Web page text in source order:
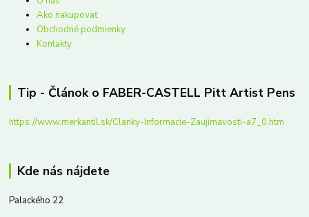
Ako nakupovať
Obchodné podmienky
Kontakty
Tip - Článok o FABER-CASTELL Pitt Artist Pens
https://www.merkantil.sk/Clanky-Informacie-Zaujimavosti-a7_0.htm
Kde nás nájdete
Palackého 22